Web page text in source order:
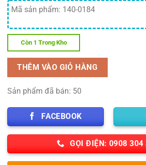
Mã sản phẩm: 140-0184
Còn 1 Trong Kho
THÊM VÀO GIỎ HÀNG
Sản phẩm đã bán: 50
FACEBOOK
GỌI ĐIỆN: 0908 304